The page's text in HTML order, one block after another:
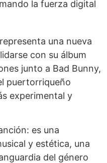
la fuerza digital
una nueva
con su álbum
junto a Bad Bunny,
puertorriqueño
experimental y
es una
y estética, una
del género